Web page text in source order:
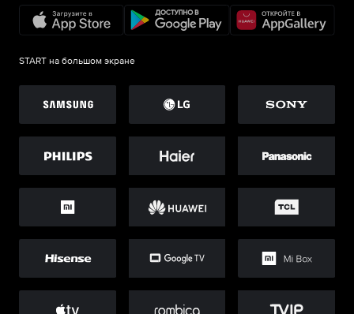
START на большом экране